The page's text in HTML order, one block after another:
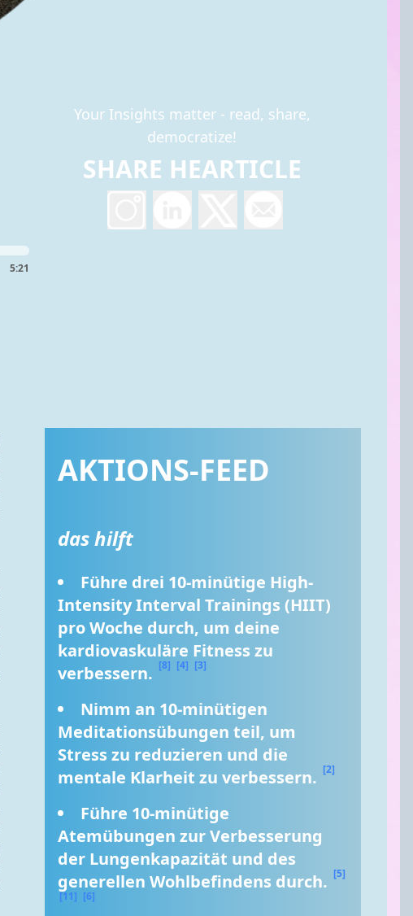
5:21
Your Insights matter - read, share,
democratize!
SHARE HEARTICLE
AKTIONS-FEED
das hilft
Führe drei 10-minütige High-
Intensity Interval Trainings (HIIT)
pro Woche durch, um deine
kardiovaskuläre Fitness zu
verbessern. [8] [4] [3]
Nimm an 10-minütigen
Meditationsübungen teil, um
Stress zu reduzieren und die
mentale Klarheit zu verbessern. [2]
Führe 10-minütige
Atemübungen zur Verbesserung
der Lungenkapazität und des
generellen Wohlbefindens durch. [5]
[11] [6]